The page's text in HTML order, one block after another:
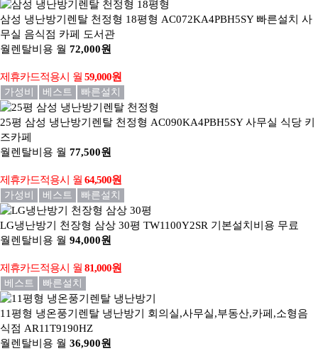
삼성 냉난방기렌탈 천정형 18평형 AC072KA4PBH5SY 빠른설치 사
무실 음식점 카페 도서관
월렌탈비용 월 72,000원
제휴카드적용시 월 59,000원
가성비 베스트 빠른설치
25평 삼성 냉난방기렌탈 천정형 AC090KA4PBH5SY 사무실 식당 키
즈카페
월렌탈비용 월 77,500원
제휴카드적용시 월 64,500원
가성비 베스트 빠른설치
LG냉난방기 천장형 삼상 30평 TW1100Y2SR 기본설치비용 무료
월렌탈비용 월 94,000원
제휴카드적용시 월 81,000원
베스트 빠른설치
11평형 냉온풍기렌탈 냉난방기 회의실,사무실,부동산,카페,소형음
식점 AR11T9190HZ
월렌탈비용 월 36,900원